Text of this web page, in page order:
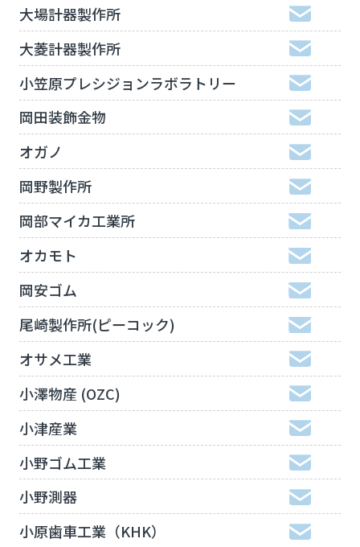
大場計器製作所
大菱計器製作所
小笠原プレシジョンラボラトリー
岡田装飾金物
オガノ
岡野製作所
岡部マイカ工業所
オカモト
岡安ゴム
尾崎製作所(ピーコック)
オサメ工業
小澤物産 (OZC)
小津産業
小野ゴム工業
小野測器
小原歯車工業（KHK）